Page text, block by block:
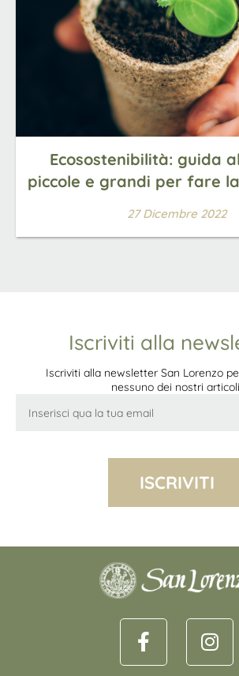
Ecosostenibilità: guida
piccole e grandi per fare
27 Dicembre 2022
Iscriviti alla
Iscriviti alla newsletter San Lorenzo
nessuno dei nostri
ISCRIVITI